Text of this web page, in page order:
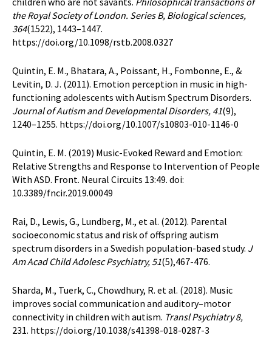
the Royal Society of London. Series B, Biological sciences,
364(1522), 1443–1447.
https://doi.org/10.1098/rstb.2008.0327
Quintin, E. M., Bhatara, A., Poissant, H., Fombonne, E., &
Levitin, D. J. (2011). Emotion perception in music in high-
functioning adolescents with Autism Spectrum Disorders.
Journal of Autism and Developmental Disorders, 41(9),
1240–1255. https://doi.org/10.1007/s10803-010-1146-0
Quintin, E. M. (2019) Music-Evoked Reward and Emotion:
Relative Strengths and Response to Intervention of People
With ASD. Front. Neural Circuits 13:49. doi:
10.3389/fncir.2019.00049
Rai, D., Lewis, G., Lundberg, M., et al. (2012). Parental
socioeconomic status and risk of offspring autism
spectrum disorders in a Swedish population-based study. J
Am Acad Child Adolesc Psychiatry, 51(5),467-476.
Sharda, M., Tuerk, C., Chowdhury, R. et al. (2018). Music
improves social communication and auditory–motor
connectivity in children with autism. Transl Psychiatry 8,
231. https://doi.org/10.1038/s41398-018-0287-3